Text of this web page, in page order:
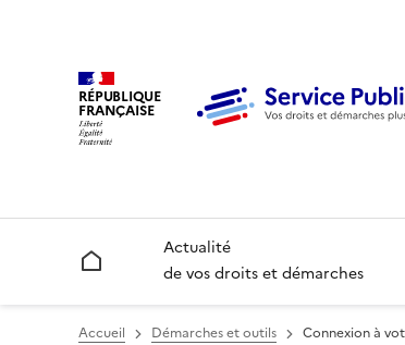
RÉPUBLIQUE
FRANÇAISE
Accueil
Actualité
de vos droits et démarches
Accueil Démarches et outils Connexion à